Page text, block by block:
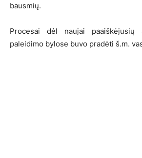
bausmių.
Procesai dėl naujai paaiškėjusių
paleidimo bylose buvo pradėti š.m.